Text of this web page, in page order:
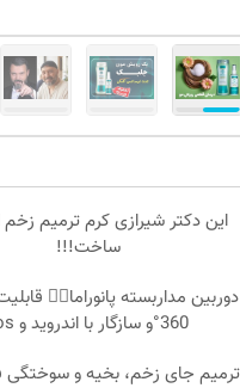
این دکتر شیرازی کرم ترمیم زخم
ساخت!!!
دوربین مداربسته پانوراما👈🏻
360°و سازگار با اندروید و ios